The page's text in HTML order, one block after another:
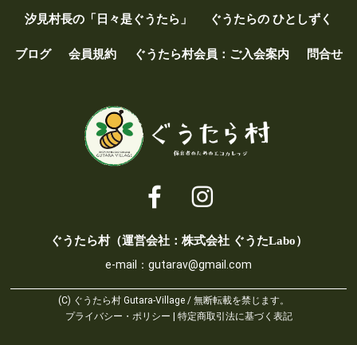
汐見村長の「日々是ぐうたら」 ぐうたらの ひとしずく
ブログ 会員規約 ぐうたら村会員：ご入会案内 問合せ
ぐうたら村（運営会社：株式会社 ぐうたLabo）
e-mail： gutarav@gmail.com
(C) ぐうたら村 Gutara-Village / 無断転載を禁じます。
プライバシー・ポリシー
特定商取引法に基づく表記